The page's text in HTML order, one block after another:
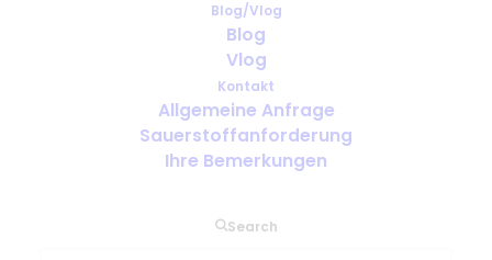
Blog/Vlog
Blog
Vlog
Kontakt
Allgemeine Anfrage
Sauerstoffanforderung
Ihre Bemerkungen
Search